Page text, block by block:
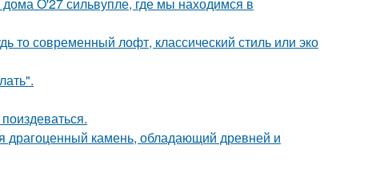
то современный лофт, классический стиль или эко
драгоценный камень, обладающий древней и